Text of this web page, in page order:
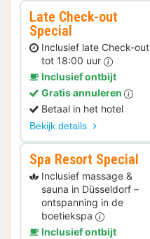
Late Check-out
Special
Inclusief late Check-out
tot 18:00 uur
Inclusief ontbijt
Gratis annuleren
Betaal in het hotel
Bekijk details
Spa Resort Special
Inclusief massage &
sauna in Düsseldorf –
ontspanning in de
boetiekspa
Inclusief ontbijt